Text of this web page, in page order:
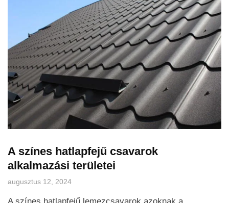
A színes hatlapfejű csavarok
alkalmazási területei
augusztus 12, 2024